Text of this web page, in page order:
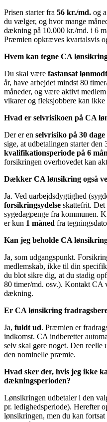
Prisen starter fra 56 kr./md. og
du vælger, og hvor mange
dækning på 10.000 kr./md. i 6
Præmien opkræves kvartalsvis
Hvem kan tegne CA
Du skal være fastansat
år, have arbejdet mindst 80
måneder, og være aktivt
vikarer og fleksjobbere kan ikke
Hvad er selvrisikoen på CA
Der er en selvrisiko på 30 dage
sige, at udbetalingen starter den
kvalifikationsperiode på 6
forsikringen overhovedet kan
Dækker CA lønsikring også
Ja. Ved uarbejdsdygtighed
forsikringsydelse skattefrit.
sygedagpenge fra kommunen.
er kun 1 måned fra
Kan jeg beholde CA
Ja, som udgangspunkt.
medlemskab, ikke til din
du blot sikre dig, at du stadig
80 timer/md. osv.). Kontakt CA
dækning.
Er CA lønsikring
Ja, fuldt ud. Præmien er
indkomst. CA indberetter
selv skal gøre noget. Den reelle
den nominelle præmie.
Hvad sker der, hvis jeg ikke
dækningsperioden?
Lønsikringen udbetaler i den
pr. ledighedsperiode). Herefter
lønsikringen, men du kan